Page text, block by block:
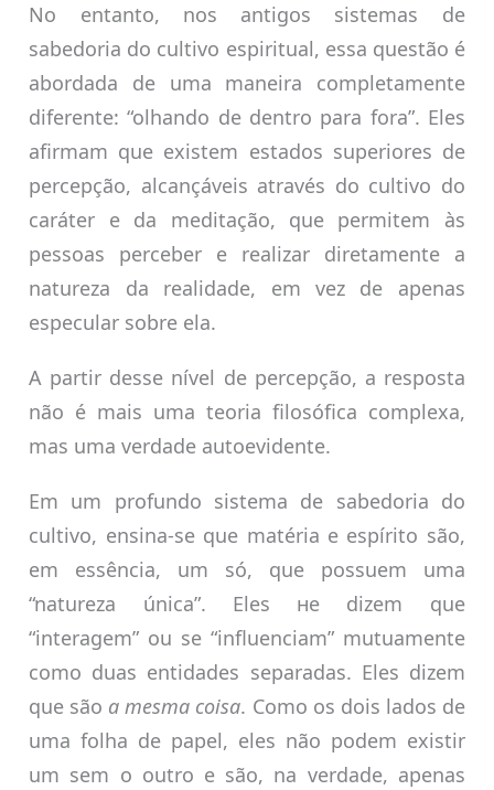
No entanto, nos antigos sistemas de
sabedoria do cultivo espiritual, essa questão é
abordada de uma maneira completamente
diferente: “olhando de dentro para fora”. Eles
afirmam que existem estados superiores de
percepção, alcançáveis através do cultivo do
caráter e da meditação, que permitem às
pessoas perceber e realizar diretamente a
natureza da realidade, em vez de apenas
especular sobre ela.
A partir desse nível de percepção, a resposta
não é mais uma teoria filosófica complexa,
mas uma verdade autoevidente.
Em um profundo sistema de sabedoria do
cultivo, ensina-se que matéria e espírito são,
em essência, um só, que possuem uma
“natureza única”. Eles не dizem que
“interagem” ou se “influenciam” mutuamente
como duas entidades separadas. Eles dizem
que são a mesma coisa. Como os dois lados de
uma folha de papel, eles não podem existir
um sem o outro e são, na verdade, apenas